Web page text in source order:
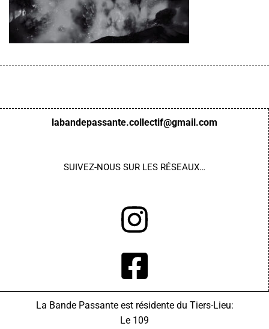
labandepassante.collectif@gmail.com
SUIVEZ-NOUSSUR LES RÉSEAUX…
La Bande Passante est résidente du Tiers-Lieu:
Le 109